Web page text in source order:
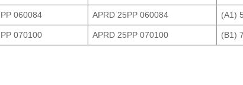
060084 APRD 25PP 060084 (A1)
070100 APRD 25PP 070100 (B1)